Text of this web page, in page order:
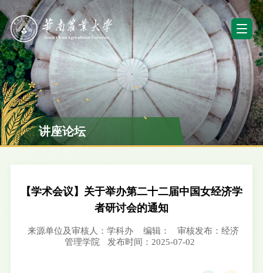
讲座论坛
【学术会议】关于举办第二十二届中国女经济学
者研讨会的通知
来源单位及审核人：学科办 编辑：
审核发布：经济
管理学院
发布时间：2025-07-02